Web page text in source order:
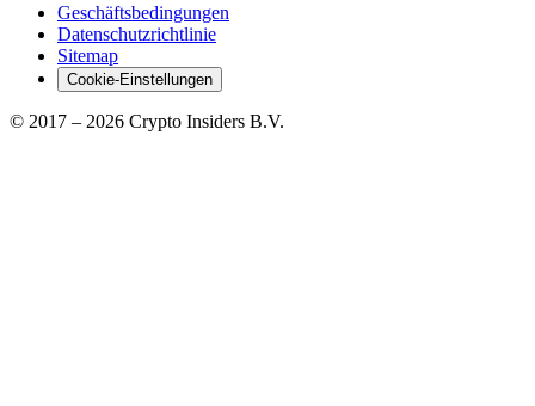
Geschäftsbedingungen
Datenschutzrichtlinie
Sitemap
Cookie-Einstellungen
© 2017 – 2026 Crypto Insiders B.V.